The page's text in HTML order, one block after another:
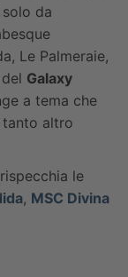
da
Le Palmeraie,
Galaxy
a tema che
altro
le
, MSC Divina